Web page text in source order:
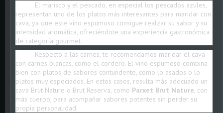
· El marisco y el pescado, en especial los pescados azules,
representan uno de los platos más interesantes para maridar con
cava, ya que este vino espumoso consigue realzar su sabor y su
intensidad aromática, ofreciéndote una experiencia gastronómica
de categoría gourmet.
· Respecto a las carnes, te recomendamos maridar el cava
con carnes blancas, como el cordero. El vino espumoso combina
bien con platos de sabores contundente, como lo asados o lo
platos muy especiados. En estos casos, resulta más adecuado un
cava Brut Nature o Brut Reserva, como Parxet Brut Nature , con
más cuerpo, para acompañar sabores potentes sin perder su
propia personalidad.